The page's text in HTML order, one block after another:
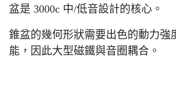
盆是 3000c 中/低音設計的核心。
錐盆的幾何形狀需要出色的動力強
能，因此大型磁鐵與音圈耦合。